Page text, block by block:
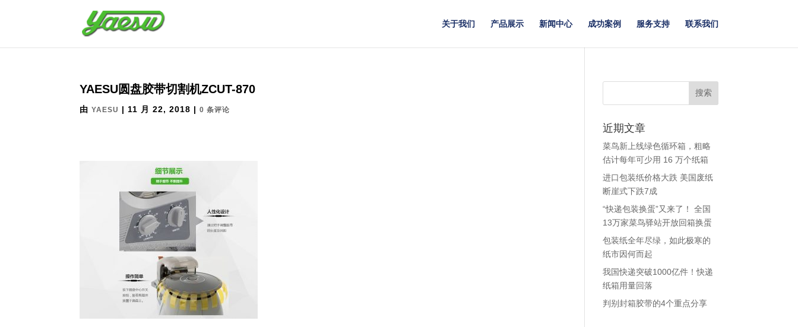
关于我们 产品展示 新闻中心 成功案例 服务支持 联系我们
YAESU圆盘胶带切割机ZCUT-870
由YAESU | 11 月 22, 2018 |0 条评论
近期文章
菜鸟新上线绿色循环箱，粗略
估计每年可少用 16 万个纸箱
进口包装纸价格大跌 美国废纸
断崖式下跌7成
“快递包装换蛋”又来了！ 全国
13万家菜鸟驿站开放回箱换蛋
包装纸全年尽绿，如此极寒的
纸市因何而起
我国快递突破1000亿件！快递
纸箱用量回落
判别封箱胶带的4个重点分享